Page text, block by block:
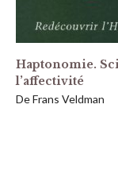
Haptonomie.
l’affectivité
De Frans Veldman